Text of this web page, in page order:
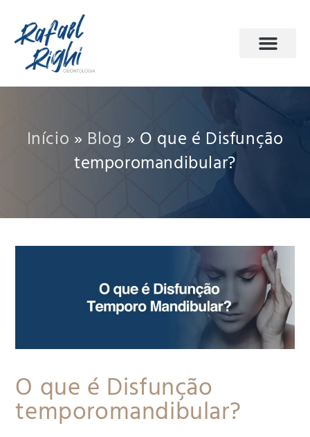
Início » Blog » O que é Disfunção
temporomandibular?
O que é Disfunção
temporomandibular?